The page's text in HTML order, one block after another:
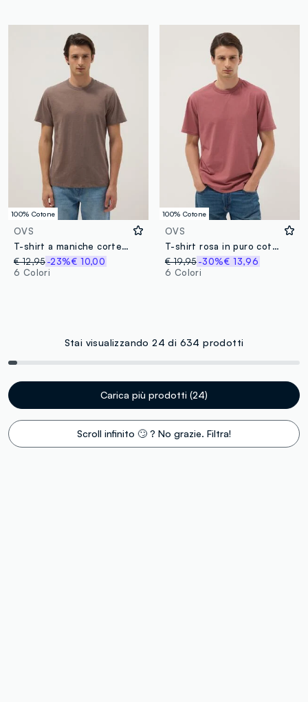
100% Cotone
OVS
T-shirt a maniche corte in puro cotone marrone regular fit
€ 12,95-23%€ 10,00
6 Colori
100% Cotone
OVS
T-shirt rosa in puro cotone relaxed fit
€ 19,95 -30%€ 13,96
6 Colori
Stai visualizzando 24 di 634 prodotti
Carica più prodotti (24)
Scroll infinito 🙄 ? No grazie. Filtra!